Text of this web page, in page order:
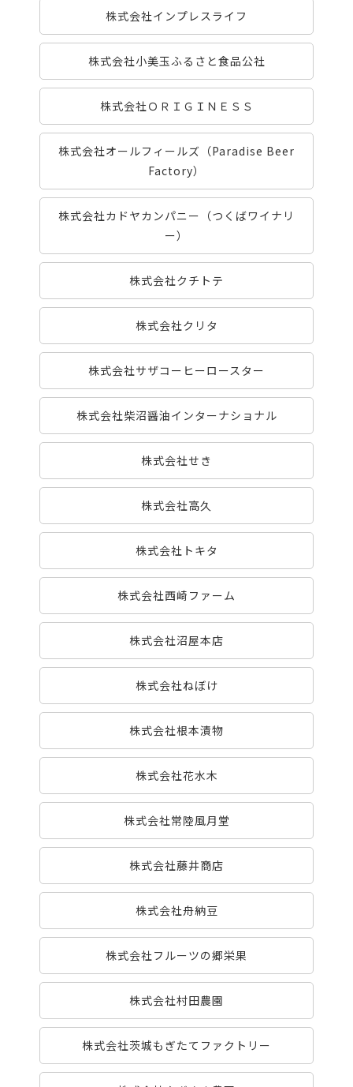
株式会社インプレスライフ
株式会社小美玉ふるさと食品公社
株式会社ＯＲＩＧＩＮＥＳＳ
株式会社オールフィールズ（Paradise Beer
Factory）
株式会社カドヤカンパニー（つくばワイナリ
ー）
株式会社クチトテ
株式会社クリタ
株式会社サザコーヒーロースター
株式会社柴沼醤油インターナショナル
株式会社せき
株式会社高久
株式会社トキタ
株式会社西崎ファーム
株式会社沼屋本店
株式会社ねぼけ
株式会社根本漬物
株式会社花水木
株式会社常陸風月堂
株式会社藤井商店
株式会社舟納豆
株式会社フルーツの郷栄果
株式会社村田農園
株式会社茨城もぎたてファクトリー